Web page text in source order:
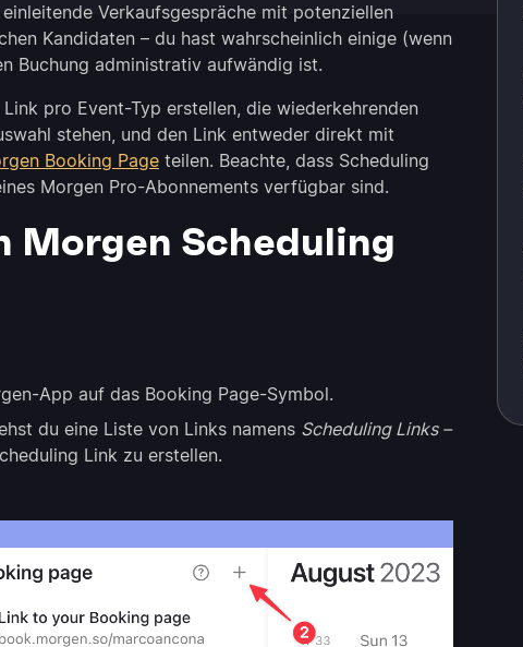
Verkaufsgespräche mit potenziellen
Kandidaten – du hast wahrscheinlich einige (wenn
Buchung administrativ aufwändig ist.
pro Event-Typ erstellen, die wiederkehrenden
stehen, und den Link entweder direkt mit
Booking Page teilen. Beachte, dass Scheduling
Morgen Pro-Abonnements verfügbar sind.
Morgen Scheduling
App auf das Booking Page-Symbol.
du eine Liste von Links namens Scheduling Links –
Link zu erstellen.